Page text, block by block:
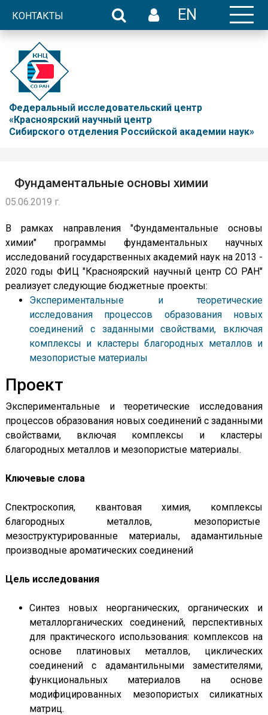
КОНТАКТЫ EN
Федеральный исследовательский центр
«Красноярский научный центр
Сибирского отделения Российской академии наук»
Фундаментальные основы химии
05.06.2019 г.
В рамках направления "Фундаментальные основы
химии" программы фундаментальных научных
исследований государственных академий наук на 2013 -
2020 годы ФИЦ "Красноярский научный центр СО РАН"
реализует следующие бюджетные проекты:
Экспериментальные и теоретические
исследования процессов образования новых
соединений с заданными свойствами, включая
комплексы и кластеры благородных металлов и
мезопористые материалы
Проект
Экспериментальные и теоретические исследования
процессов образования новых соединений с заданными
свойствами, включая комплексы и кластеры
благородных металлов и мезопористые материалы.
Ключевые слова
Спектроскопия, квантовая химия, комплексы
благородных металлов, мезопористые
мезоструктурированные материалы, адамантильные
производные ароматических соединений
Цель исследования
Синтез новых неорганических, органических и
металлорганических соединений, перспективных
для практического использования: комплексов на
основе платиновых металлов, циклических
соединений с адамантильными заместителями,
функциональных материалов на основе
модифицированных мезопористых силикатных
матриц.